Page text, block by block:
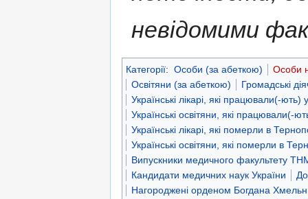
невідомими
Категорії: Особи (за абеткою)
Особи
Освітяни (за абеткою)
Громадські
Українські лікарі, які працювали(-ють)
Українські освітяни, які працювали(-
Українські лікарі, які померли в
Українські освітяни, які померли в
Випускники медичного факультету
Кандидати медичних наук України
Нагороджені орденом Богдана